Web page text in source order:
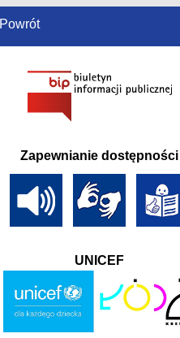
Powrót
Zapewnianie dostępności
UNICEF